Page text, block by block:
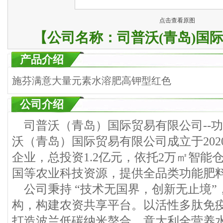
点击查看原图
【公司名称： 司普沃(青岛)国
产品介绍
施芬满意大量元素水溶肥高钾型红色
公司介绍
司普沃（青岛）国际贸易有限公司--
沃（青岛）国际贸易有限公司成立于
企业，总投资1.2亿元，依托2万㎡智能
国等农业科技资源，提供全品类功能肥
公司秉持 “技术无国界，创新无止境”
构，构建农资共享平台。以活性多肽免